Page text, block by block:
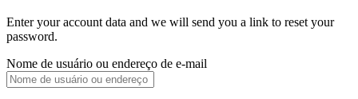
Enter your account data and we will send you a link to reset your
password.
Nome de usuário ou endereço de e-mail